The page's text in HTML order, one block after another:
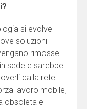
si evolve
soluzioni
rimosse.
sede e sarebbe
dalla rete.
lavoro mobile,
obsoleta e